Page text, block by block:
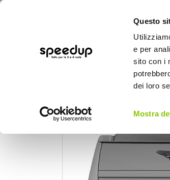
Questo
e per
sito con i
dei loro
Mostra
BICI
Home